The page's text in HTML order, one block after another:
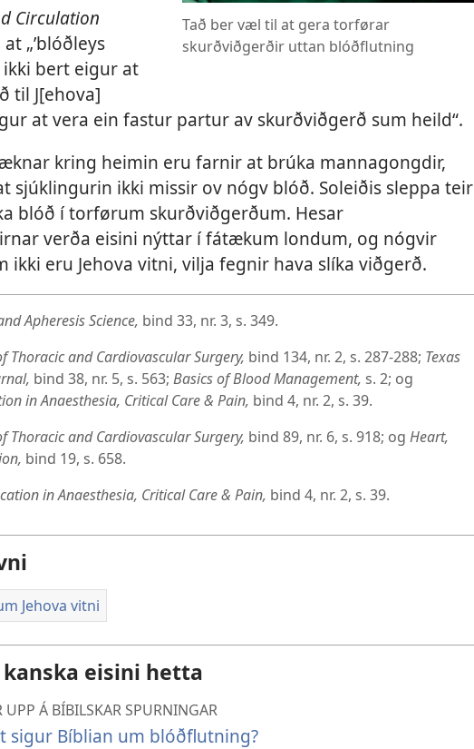
Tað ber væl til at gera torførar
skurðviðgerðir uttan blóðflutning
Circulation
„’blóðleys
ikki bert eigur at
til J[ehova]
at vera ein fastur partur av skurðviðgerð sum heild“.
kring heimin eru farnir at brúka mannagongdir,
sjúklingurin ikki missir ov nógv blóð. Soleiðis sleppa teir
blóð í torførum skurðviðgerðum. Hesar
verða eisini nýttar í fátækum londum, og nógvir
ikki eru Jehova vitni, vilja fegnir hava slíka viðgerð.
Apheresis Science, bind 33, nr. 3, s. 349.
Thoracic and Cardiovascular Surgery, bind 134, nr. 2, s. 287-288; Texas
bind 38, nr. 5, s. 563; Basics of Blood Management, s. 2; og
in Anaesthesia, Critical Care & Pain, bind 4, nr. 2, s. 39.
Thoracic and Cardiovascular Surgery, bind 89, nr. 6, s. 918; og Heart,
bind 19, s. 658.
in Anaesthesia, Critical Care & Pain, bind 4, nr. 2, s. 39.
Jehova vitni
eisini hetta
UPP Á BÍBILSKAR SPURNINGAR
sigur Bíblian um blóðflutning?